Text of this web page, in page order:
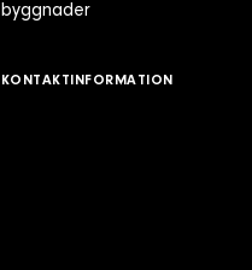
byggnader
KONTAKTINFORMATION